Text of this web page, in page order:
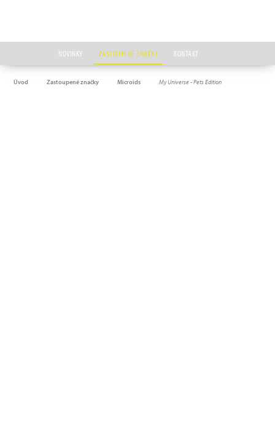
NOVINKY ZASTOUPENÉ ZNAČKY KONTAKT
Úvod Zastoupené značky Microids My Universe - Pets Edition